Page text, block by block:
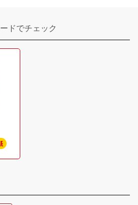
ドでチェック